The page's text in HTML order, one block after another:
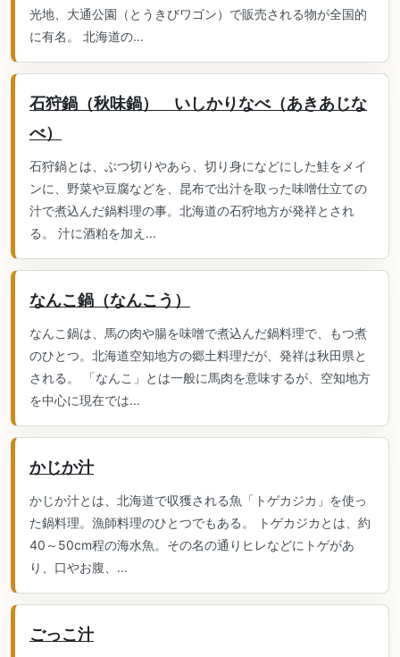
光地、大通公園（とうきびワゴン）で販売される物が全国的
に有名。 北海道の...
石狩鍋（秋味鍋） いしかりなべ（あきあじな
べ）
石狩鍋とは、ぶつ切りやあら、切り身になどにした鮭をメイ
ンに、野菜や豆腐などを、昆布で出汁を取った味噌仕立ての
汁で煮込んだ鍋料理の事。北海道の石狩地方が発祥とされ
る。 汁に酒粕を加え...
なんこ鍋（なんこう）
なんこ鍋は、馬の肉や腸を味噌で煮込んだ鍋料理で、もつ煮
のひとつ。北海道空知地方の郷土料理だが、発祥は秋田県と
される。 「なんこ」とは一般に馬肉を意味するが、空知地方
を中心に現在では...
かじか汁
かじか汁とは、北海道で収獲される魚「トゲカジカ」を使っ
た鍋料理。漁師料理のひとつでもある。 トゲカジカとは、約
40～50cm程の海水魚。その名の通りヒレなどにトゲがあ
り、口やお腹、...
ごっこ汁